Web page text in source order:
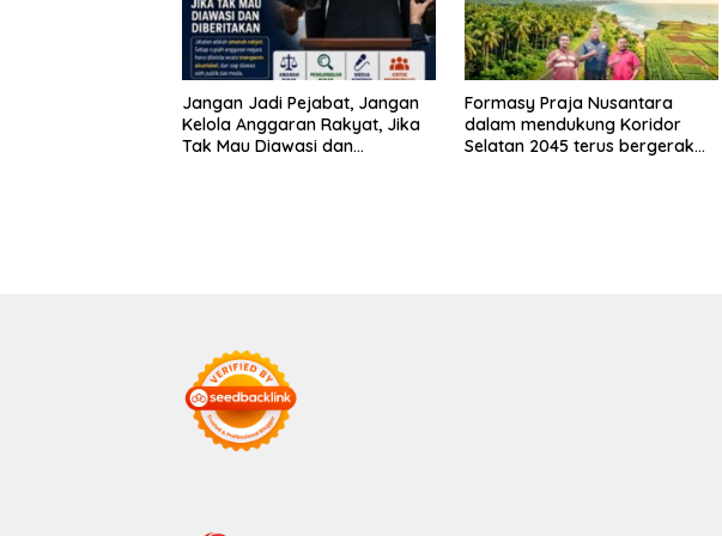
Jangan Jadi Pejabat, Jangan
Kelola Anggaran Rakyat, Jika
Tak Mau Diawasi dan
Formasy Praja Nusantara
dalam mendukung Koridor
Selatan 2045 terus bergerak